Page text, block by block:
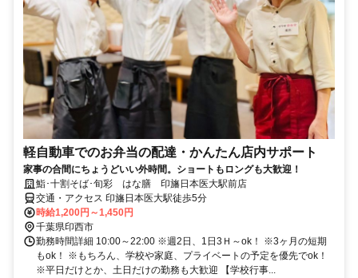
軽自動車でのお弁当の配達・かんたん店内サポート
家事の合間にちょうどいい外時間。ショートもロングも大歓迎！
鮨･十割そば･旬彩 はな膳 印旛日本医大駅前店
交通・アクセス 印旛日本医大駅徒歩5分
時給1,200円～1,450円
千葉県印西市
勤務時間詳細 10:00～22:00 ※週2日、1日3Ｈ～ok！ ※3ヶ月の短期
もok！ ※もちろん、学校や家庭、プライベートの予定を優先でok！
※平日だけとか、土日だけの勤務も大歓迎 【学校行事...